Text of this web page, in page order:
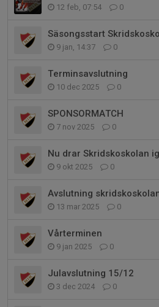
12 feb, 07:54 0
Säsongsstart
9 jan, 14:37 0
Terminsavslutning
10 dec 2025 0
SPONSORMATCH
7 nov 2025 0
Nu drar Skridskoskolan
9 okt 2025 0
Avslutning
13 mar 2025 0
Vårterminen
9 jan 2025 0
Julavslutning 15/12
3 dec 2024 0